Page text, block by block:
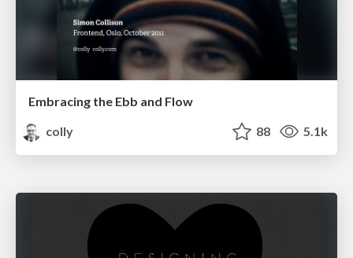
Embracing the Ebb and Flow
colly
88 5.1k